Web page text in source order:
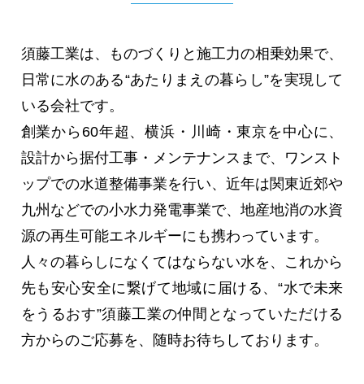
須藤工業は、ものづくりと施工力の相乗効果で、
日常に水のある“あたりまえの暮らし”を実現して
いる会社です。
創業から60年超、横浜・川崎・東京を中心に、
設計から据付工事・メンテナンスまで、ワンスト
ップでの水道整備事業を行い、近年は関東近郊や
九州などでの小水力発電事業で、地産地消の水資
源の再生可能エネルギーにも携わっています。
人々の暮らしになくてはならない水を、これから
先も安心安全に繋げて地域に届ける、“水で未来
をうるおす”須藤工業の仲間となっていただける
方からのご応募を、随時お待ちしております。